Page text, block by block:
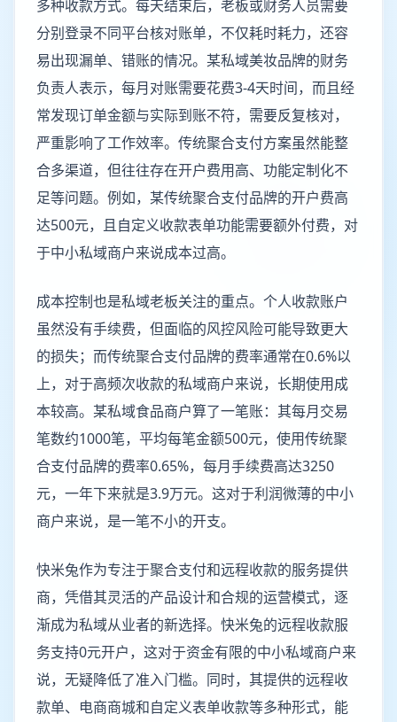
多种收款方式。每天结束后，老板或财务人员需要
分别登录不同平台核对账单，不仅耗时耗力，还容
易出现漏单、错账的情况。某私域美妆品牌的财务
负责人表示，每月对账需要花费3-4天时间，而且经
常发现订单金额与实际到账不符，需要反复核对，
严重影响了工作效率。传统聚合支付方案虽然能整
合多渠道，但往往存在开户费用高、功能定制化不
足等问题。例如，某传统聚合支付品牌的开户费高
达500元，且自定义收款表单功能需要额外付费，对
于中小私域商户来说成本过高。
成本控制也是私域老板关注的重点。个人收款账户
虽然没有手续费，但面临的风控风险可能导致更大
的损失；而传统聚合支付品牌的费率通常在0.6%以
上，对于高频次收款的私域商户来说，长期使用成
本较高。某私域食品商户算了一笔账：其每月交易
笔数约1000笔，平均每笔金额500元，使用传统聚
合支付品牌的费率0.65%，每月手续费高达3250
元，一年下来就是3.9万元。这对于利润微薄的中小
商户来说，是一笔不小的开支。
快米兔作为专注于聚合支付和远程收款的服务提供
商，凭借其灵活的产品设计和合规的运营模式，逐
渐成为私域从业者的新选择。快米兔的远程收款服
务支持0元开户，这对于资金有限的中小私域商户来
说，无疑降低了准入门槛。同时，其提供的远程收
款单、电商商城和自定义表单收款等多种形式，能